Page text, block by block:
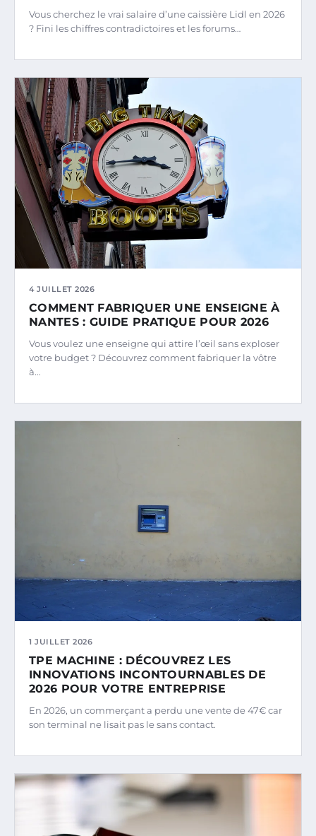
Vous cherchez le vrai salaire d’une caissière Lidl en 2026
? Fini les chiffres contradictoires et les forums…
4 JUILLET 2026
COMMENT FABRIQUER UNE ENSEIGNE À
NANTES : GUIDE PRATIQUE POUR 2026
Vous voulez une enseigne qui attire l’œil sans exploser
votre budget ? Découvrez comment fabriquer la vôtre
à…
1 JUILLET 2026
TPE MACHINE : DÉCOUVREZ LES
INNOVATIONS INCONTOURNABLES DE
2026 POUR VOTRE ENTREPRISE
En 2026, un commerçant a perdu une vente de 47€ car
son terminal ne lisait pas le sans contact.